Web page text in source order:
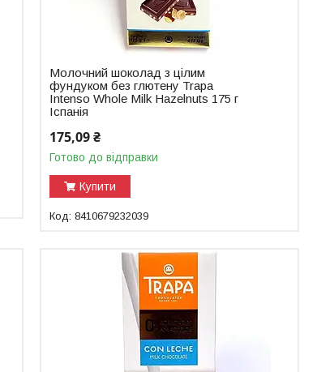
Молочний шоколад з цілим
фундуком без глютену Trapa
Intenso Whole Milk Hazelnuts 175 г
Іспанія
175,09 ₴
Готово до відправки
Купити
8410679232039